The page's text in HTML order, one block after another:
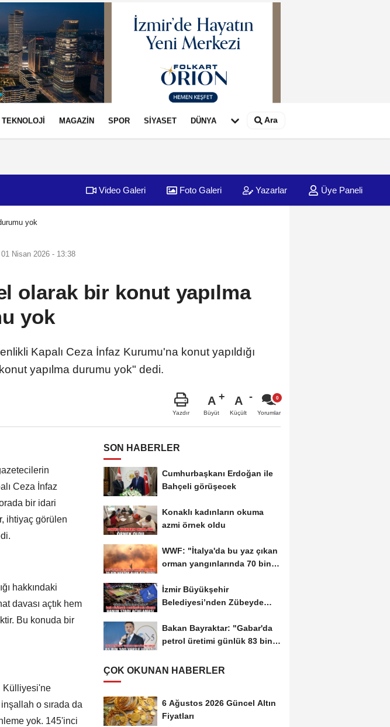
TEKNOLOJİ MAGAZİN SPOR SİYASET DÜNYA Ara
Video Galeri Foto Galeri Yazarlar Üye Paneli
yok
01 Nisan 2026 - 13:38
olarak bir konut yapılma
yok
Kapalı Ceza İnfaz Kurumu'na konut yapıldığı
yapılma durumu yok" dedi.
Yazdır
A
Büyüt
A
Küçült Yorumlar
Ceza İnfaz
bir idari
ihtiyaç görülen
hakkındaki
davası açtık hem
Bu konuda bir
Külliyesi'ne
o sırada da
yok. 145'inci
SON HABERLER
Cumhurbaşkanı Erdoğan ile
Bahçeli görüşecek
Konaklı kadınların okuma
azmi örnek oldu
WWF: "İtalya'da bu yaz çıkan
orman yangınlarında 70 bin
İzmir Büyükşehir
Belediyesi’nden Zübeyde
Bakan Bayraktar: "Gabar'da
petrol üretimi günlük 83 bin
ÇOK OKUNAN HABERLER
6 Ağustos 2026 Güncel Altın
Fiyatları